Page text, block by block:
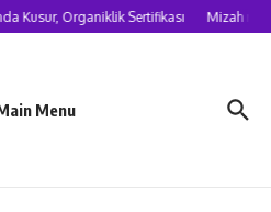
Kusur, Organiklik Sertifikası Mizah
Menu